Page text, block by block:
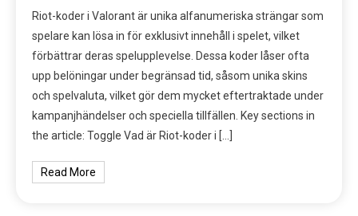
Riot-koder i Valorant är unika alfanumeriska strängar som
spelare kan lösa in för exklusivt innehåll i spelet, vilket
förbättrar deras spelupplevelse. Dessa koder låser ofta
upp belöningar under begränsad tid, såsom unika skins
och spelvaluta, vilket gör dem mycket eftertraktade under
kampanjhändelser och speciella tillfällen. Key sections in
the article: Toggle Vad är Riot-koder i […]
Read More